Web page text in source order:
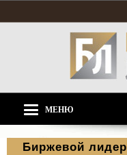
МЕНЮ
Биржевой лидер